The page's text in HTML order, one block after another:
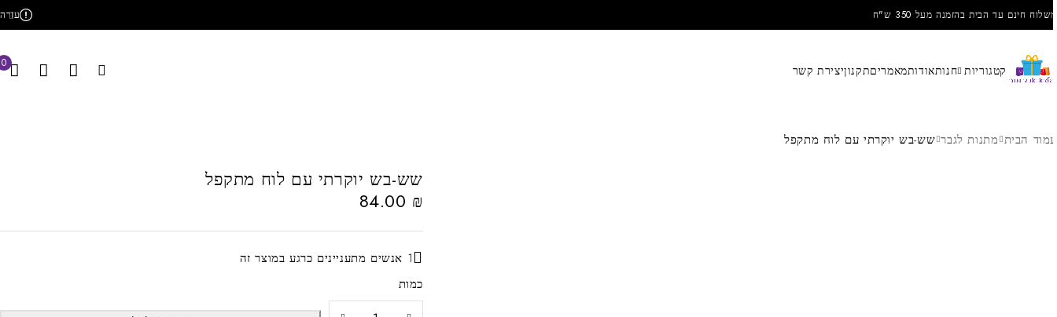
חינם עד הבית בהזמנה מעל 350 ש"ח עזרה
קטגוריות חנותאודותמאמריםתקנוןיצירת קשר 0
הבית מתנות לגבר שש-בש יוקרתי עם לוח מתקפל
שש-בש יוקרתי עם לוח מתקפל
84.00₪
1 אנשים מתעניינים כרגע במוצר זה
כמות